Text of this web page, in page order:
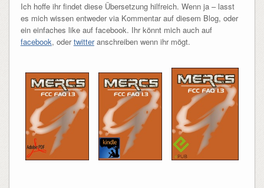
Ich hoffe ihr findet diese Übersetzung hilfreich. Wenn ja – lasst
es mich wissen entweder via Kommentar auf diesem Blog, oder
ein einfaches like auf facebook. Ihr könnt mich auch auf
facebook, odertwitteranschreiben wenn ihr mögt.